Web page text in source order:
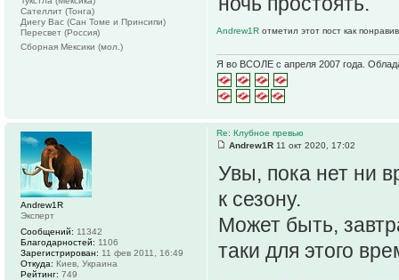
Andrew1R отметил этот пост как
Я во ВСОЛЕ с апреля 2007 года.
Сателлит (Тонга)
Диегу Вас (Сан Томе и Принсипи)
Пересвет (Россия)
Сборная Мексики (мол.)
Re: Клубное превью
Andrew1R 11 окт 2020, 17:02
Увы, пока нет ни
к сезону.
Может быть,
таки для этого
Andrew1R
Эксперт
Сообщений: 11342
Благодарностей: 1106
Зарегистрирован: 11 фев 2011, 16:49
Откуда: Киев, Украина
Рейтинг: 749